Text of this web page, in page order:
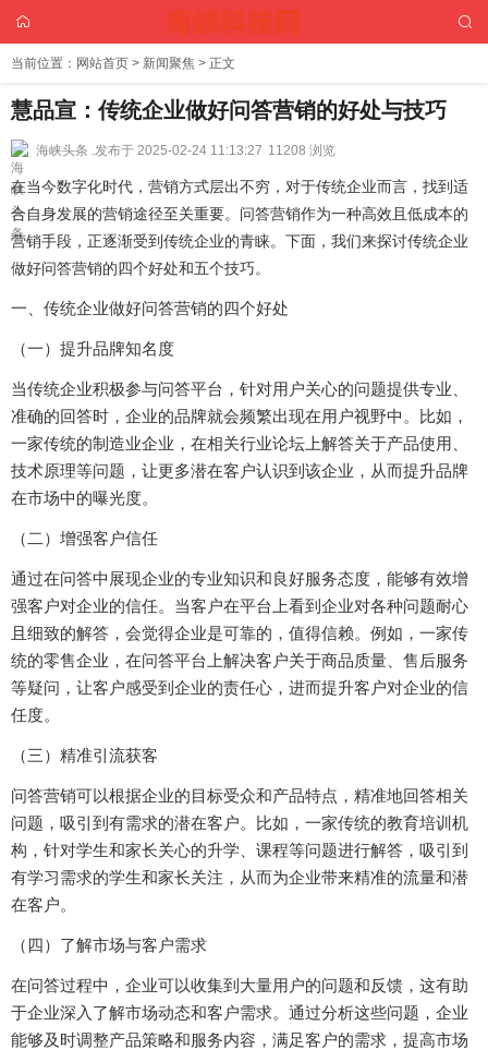
当前位置： 网站首页 > 新闻聚焦 > 正文
慧品宣：传统企业做好问答营销的好处与技巧
海峡头条 .发布于 2025-02-24 11:13:27 11208 浏览
在当今数字化时代，营销方式层出不穷，对于传统企业而言，找到适
合自身发展的营销途径至关重要。问答营销作为一种高效且低成本的
营销手段，正逐渐受到传统企业的青睐。下面，我们来探讨传统企业
做好问答营销的四个好处和五个技巧。
一、传统企业做好问答营销的四个好处
（一）提升品牌知名度
当传统企业积极参与问答平台，针对用户关心的问题提供专业、
准确的回答时，企业的品牌就会频繁出现在用户视野中。比如，
一家传统的制造业企业，在相关行业论坛上解答关于产品使用、
技术原理等问题，让更多潜在客户认识到该企业，从而提升品牌
在市场中的曝光度。
（二）增强客户信任
通过在问答中展现企业的专业知识和良好服务态度，能够有效增
强客户对企业的信任。当客户在平台上看到企业对各种问题耐心
且细致的解答，会觉得企业是可靠的，值得信赖。例如，一家传
统的零售企业，在问答平台上解决客户关于商品质量、售后服务
等疑问，让客户感受到企业的责任心，进而提升客户对企业的信
任度。
（三）精准引流获客
问答营销可以根据企业的目标受众和产品特点，精准地回答相关
问题，吸引到有需求的潜在客户。比如，一家传统的教育培训机
构，针对学生和家长关心的升学、课程等问题进行解答，吸引到
有学习需求的学生和家长关注，从而为企业带来精准的流量和潜
在客户。
（四）了解市场与客户需求
在问答过程中，企业可以收集到大量用户的问题和反馈，这有助
于企业深入了解市场动态和客户需求。通过分析这些问题，企业
能够及时调整产品策略和服务内容，满足客户的需求，提高市场